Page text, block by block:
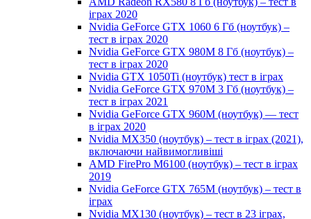
іграх 2020
Nvidia GeForce GTX 1060 6 Гб (ноутбук) –
тест в іграх 2020
Nvidia GeForce GTX 980M 8 Гб (ноутбук) –
тест в іграх 2020
Nvidia GTX 1050Ti (ноутбук) тест в іграх
Nvidia GeForce GTX 970M 3 Гб (ноутбук) –
тест в іграх 2021
Nvidia GeForce GTX 960M (ноутбук) — тест
в іграх 2020
Nvidia MX350 (ноутбук) – тест в іграх (2021),
включаючи найвимогливіші
AMD FirePro M6100 (ноутбук) – тест в іграх
2019
Nvidia GeForce GTX 765M (ноутбук) – тест в
іграх
Nvidia MX130 (ноутбук) – тест в 23 іграх,